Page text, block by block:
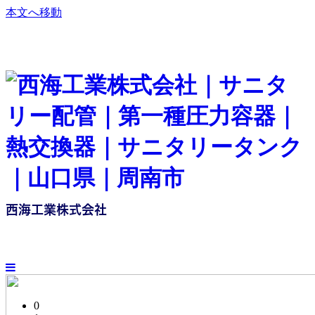
本文へ移動
西海工業株式会社
0